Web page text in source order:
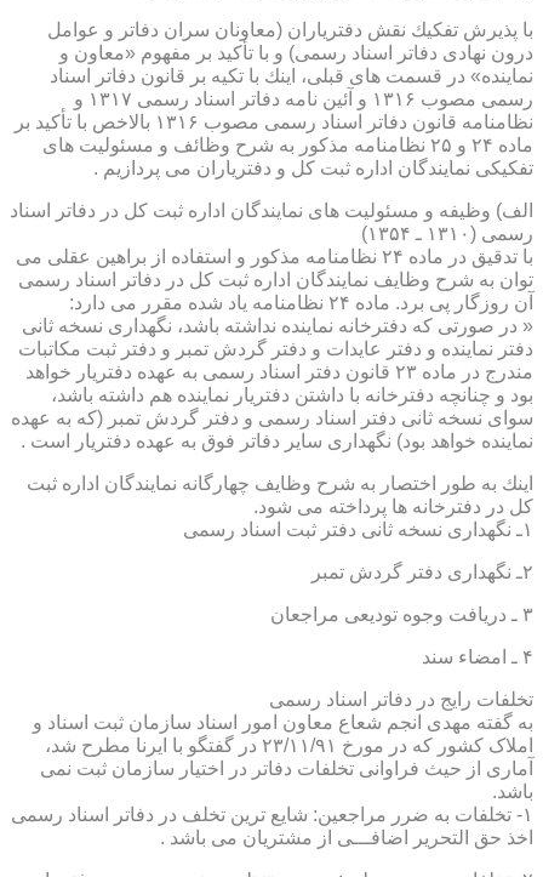
با پذیرش تفكیك نقش دفتریاران (معاونان سران دفاتر و عوامل
درون نهادی دفاتر اسناد رسمی) و با تأكید بر مفهوم «معاون و
نماینده» در قسمت های قبلی، اینك با تكیه بر قانون دفاتر اسناد
رسمی مصوب ۱۳۱۶ و آئین نامه دفاتر اسناد رسمی ۱۳۱۷ و
نظامنامه قانون دفاتر اسناد رسمی مصوب ۱۳۱۶ بالاخص با تأكید بر
ماده ۲۴ و ۲۵ نظامنامه مذكور به شرح وظائف و مسئولیت های
تفكیكی نمایندگان اداره ثبت كل و دفتریاران می پردازیم .
الف) وظیفه و مسئولیت های نمایندگان اداره ثبت كل در دفاتر اسناد
رسمی (۱۳۱۰ ـ ۱۳۵۴)
با تدقیق در ماده ۲۴ نظامنامه مذكور و استفاده از براهین عقلی می
توان به شرح وظایف نمایندگان اداره ثبت كل در دفاتر اسناد رسمی
آن روزگار پی برد. ماده ۲۴ نظامنامه یاد شده مقرر می دارد:
« در صورتی كه دفترخانه نماینده نداشته باشد، نگهداری نسخه ثانی
دفتر نماینده و دفتر عایدات و دفتر گردش تمبر و دفتر ثبت مكاتبات
مندرج در ماده ۲۳ قانون دفتر اسناد رسمی به عهده دفتریار خواهد
بود و چنانچه دفترخانه با داشتن دفتریار نماینده هم داشته باشد،
سوای نسخه ثانی دفتر اسناد رسمی و دفتر گردش تمبر (كه به عهده
نماینده خواهد بود) نگهداری سایر دفاتر فوق به عهده دفتریار است .
اینك به طور اختصار به شرح وظایف چهارگانه نمایندگان اداره ثبت
كل در دفترخانه ها پرداخته می شود.
۱ـ نگهداری نسخه ثانی دفتر ثبت اسناد رسمی
۲ـ نگهداری دفتر گردش تمبر
۳ ـ دریافت وجوه تودیعی مراجعان
۴ ـ امضاء سند
تخلفات رایج در دفاتر اسناد رسمی
به گفته مهدی انجم شعاع معاون امور اسناد سازمان ثبت اسناد و
املاک کشور که در مورخ ۲۳/۱۱/۹۱ در گفتگو با ایرنا مطرح شد،
آماری از حیث فراوانی تخلفات دفاتر در اختیار سازمان ثبت نمی
باشد.
۱- تخلفات به ضرر مراجعین: شایع ترین تخلف در دفاتر اسناد رسمی
اخذ حق التحریر اضافـــی از مشتریان می باشد .